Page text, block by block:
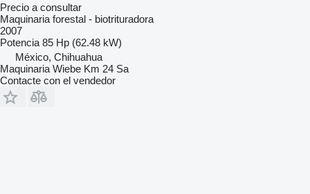
Precio a consultar
Maquinaria forestal - biotrituradora
2007
Potencia 85 Hp (62.48 kW)
México, Chihuahua
Maquinaria Wiebe Km 24 Sa
Contacte con el vendedor